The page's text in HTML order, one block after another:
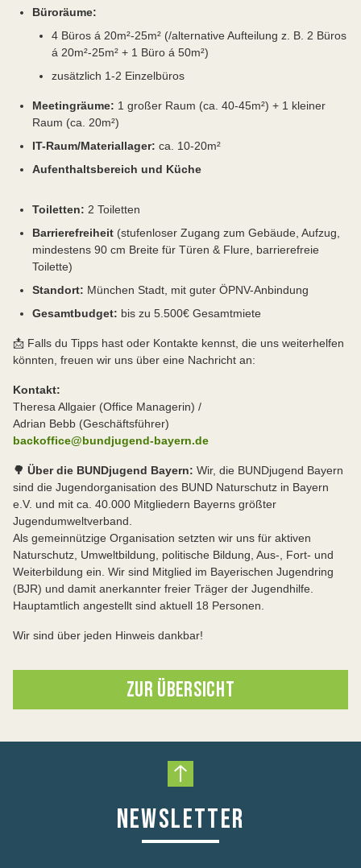
Büroräume:
4 Büros á 20m²-25m² (/alternative Aufteilung z. B. 2 Büros
á 20m²-25m² + 1 Büro á 50m²)
zusätzlich 1-2 Einzelbüros
Meetingräume: 1 großer Raum (ca. 40-45m²) + 1 kleiner
Raum (ca. 20m²)
IT-Raum/Materiallager: ca. 10-20m²
Aufenthaltsbereich und Küche
Toiletten: 2 Toiletten
Barrierefreiheit (stufenloser Zugang zum Gebäude, Aufzug,
mindestens 90 cm Breite für Türen & Flure, barrierefreie
Toilette)
Standort: München Stadt, mit guter ÖPNV-Anbindung
Gesamtbudget: bis zu 5.500€ Gesamtmiete
📩 Falls du Tipps hast oder Kontakte kennst, die uns weiterhelfen
könnten, freuen wir uns über eine Nachricht an:
Kontakt:
Theresa Allgaier (Office Managerin) /
Adrian Bebb (Geschäftsführer)
backoffice@bundjugend-bayern.de
🌳 Über die BUNDjugend Bayern: Wir, die BUNDjugend Bayern
sind die Jugendorganisation des BUND Naturschutz in Bayern
e.V. und mit ca. 40.000 Mitgliedern Bayerns größter
Jugendumweltverband.
Als gemeinnützige Organisation setzten wir uns für aktiven
Naturschutz, Umweltbildung, politische Bildung, Aus-, Fort- und
Weiterbildung ein. Wir sind Mitglied im Bayerischen Jugendring
(BJR) und damit anerkannter freier Träger der Jugendhilfe.
Hauptamtlich angestellt sind aktuell 18 Personen.
Wir sind über jeden Hinweis dankbar!
ZUR ÜBERSICHT
Nach oben scrollen
NEWSLETTER